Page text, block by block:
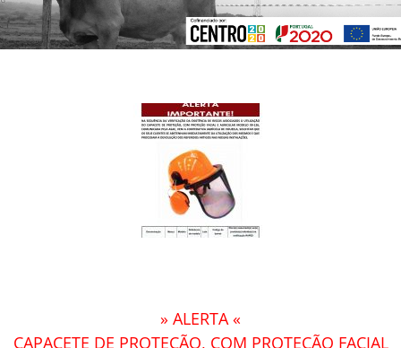
» ALERTA «
CAPACETE DE PROTEÇÃO, COM PROTEÇÃO FACIAL